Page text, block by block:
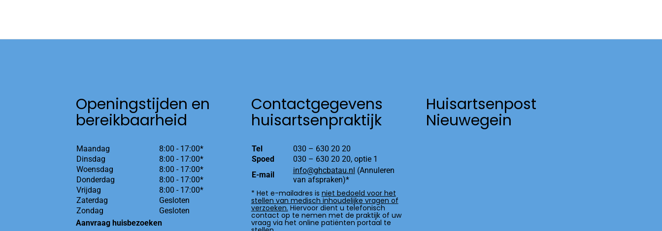
Openingstijden en
bereikbaarheid
Maandag
8:00 - 17:00*
Dinsdag
8:00 - 17:00*
Woensdag
8:00 - 17:00*
Donderdag
8:00 - 17:00*
Vrijdag
8:00 - 17:00*
Zaterdag
Gesloten
Zondag
Gesloten
Aanvraag huisbezoeken
Contactgegevens
huisartsenpraktijk
Tel
030 – 630 20 20
Spoed
030 – 630 20 20, optie 1
E-mail
info@ghcbatau.nl (Annuleren
van afspraken)*
* Het e-mailadres is niet bedoeld voor het
stellen van medisch inhoudelijke vragen of
verzoeken. Hiervoor dient u telefonisch
contact op te nemen met de praktijk of uw
vraag via het online patiënten portaal te
Huisartsenpost
Nieuwegein